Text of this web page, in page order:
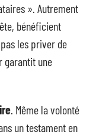
». Autrement
bénéficient
les priver de
garantit une
. Même la volonté
un testament en